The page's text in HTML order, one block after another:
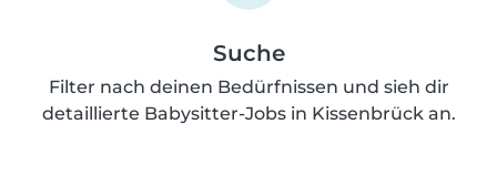
Suche
Filter nach deinen Bedürfnissen und sieh dir
detaillierte Babysitter-Jobs in Kissenbrück an.